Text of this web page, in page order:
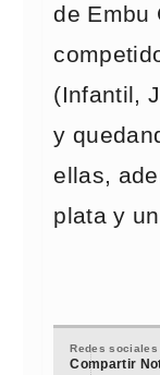
de Embu
(Infantil,
y
ellas,
plata y
Redes sociales
Compartir